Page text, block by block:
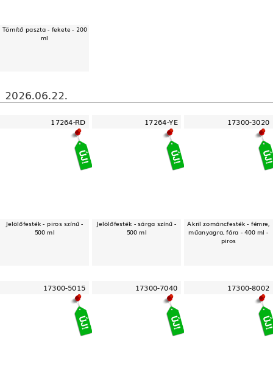
Tömítő paszta - fekete - 200
ml
2026.06.22.
17264-RD
Jelölőfesték - piros színű -
500 ml
17264-YE
Jelölőfesték - sárga színű -
500 ml
17300-3020
Akril zománcfesték - fémre,
műanyagra, fára - 400 ml -
piros
17300-5015 17300-7040 17300-8002